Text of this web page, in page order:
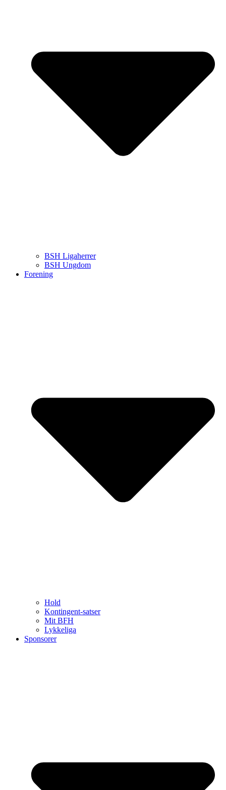
BSH Ligaherrer
BSH Ungdom
Forening
Hold
Kontingent-satser
Mit BFH
Lykkeliga
Sponsorer